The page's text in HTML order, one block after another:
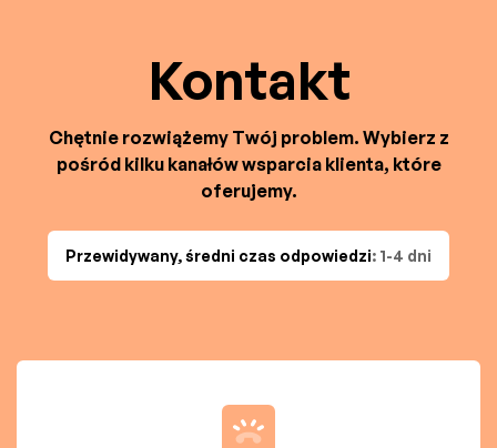
Kontakt
Chętnie rozwiążemy Twój problem. Wybierz z
pośród kilku kanałów wsparcia klienta, które
oferujemy.
Przewidywany, średni czas odpowiedzi: 1-4 dni